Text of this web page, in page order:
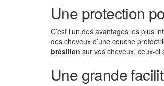
Une protection
C’est l’un des avantages les plus
des cheveux d’une couche
brésilien sur vos cheveux, ceux-ci
Une grande